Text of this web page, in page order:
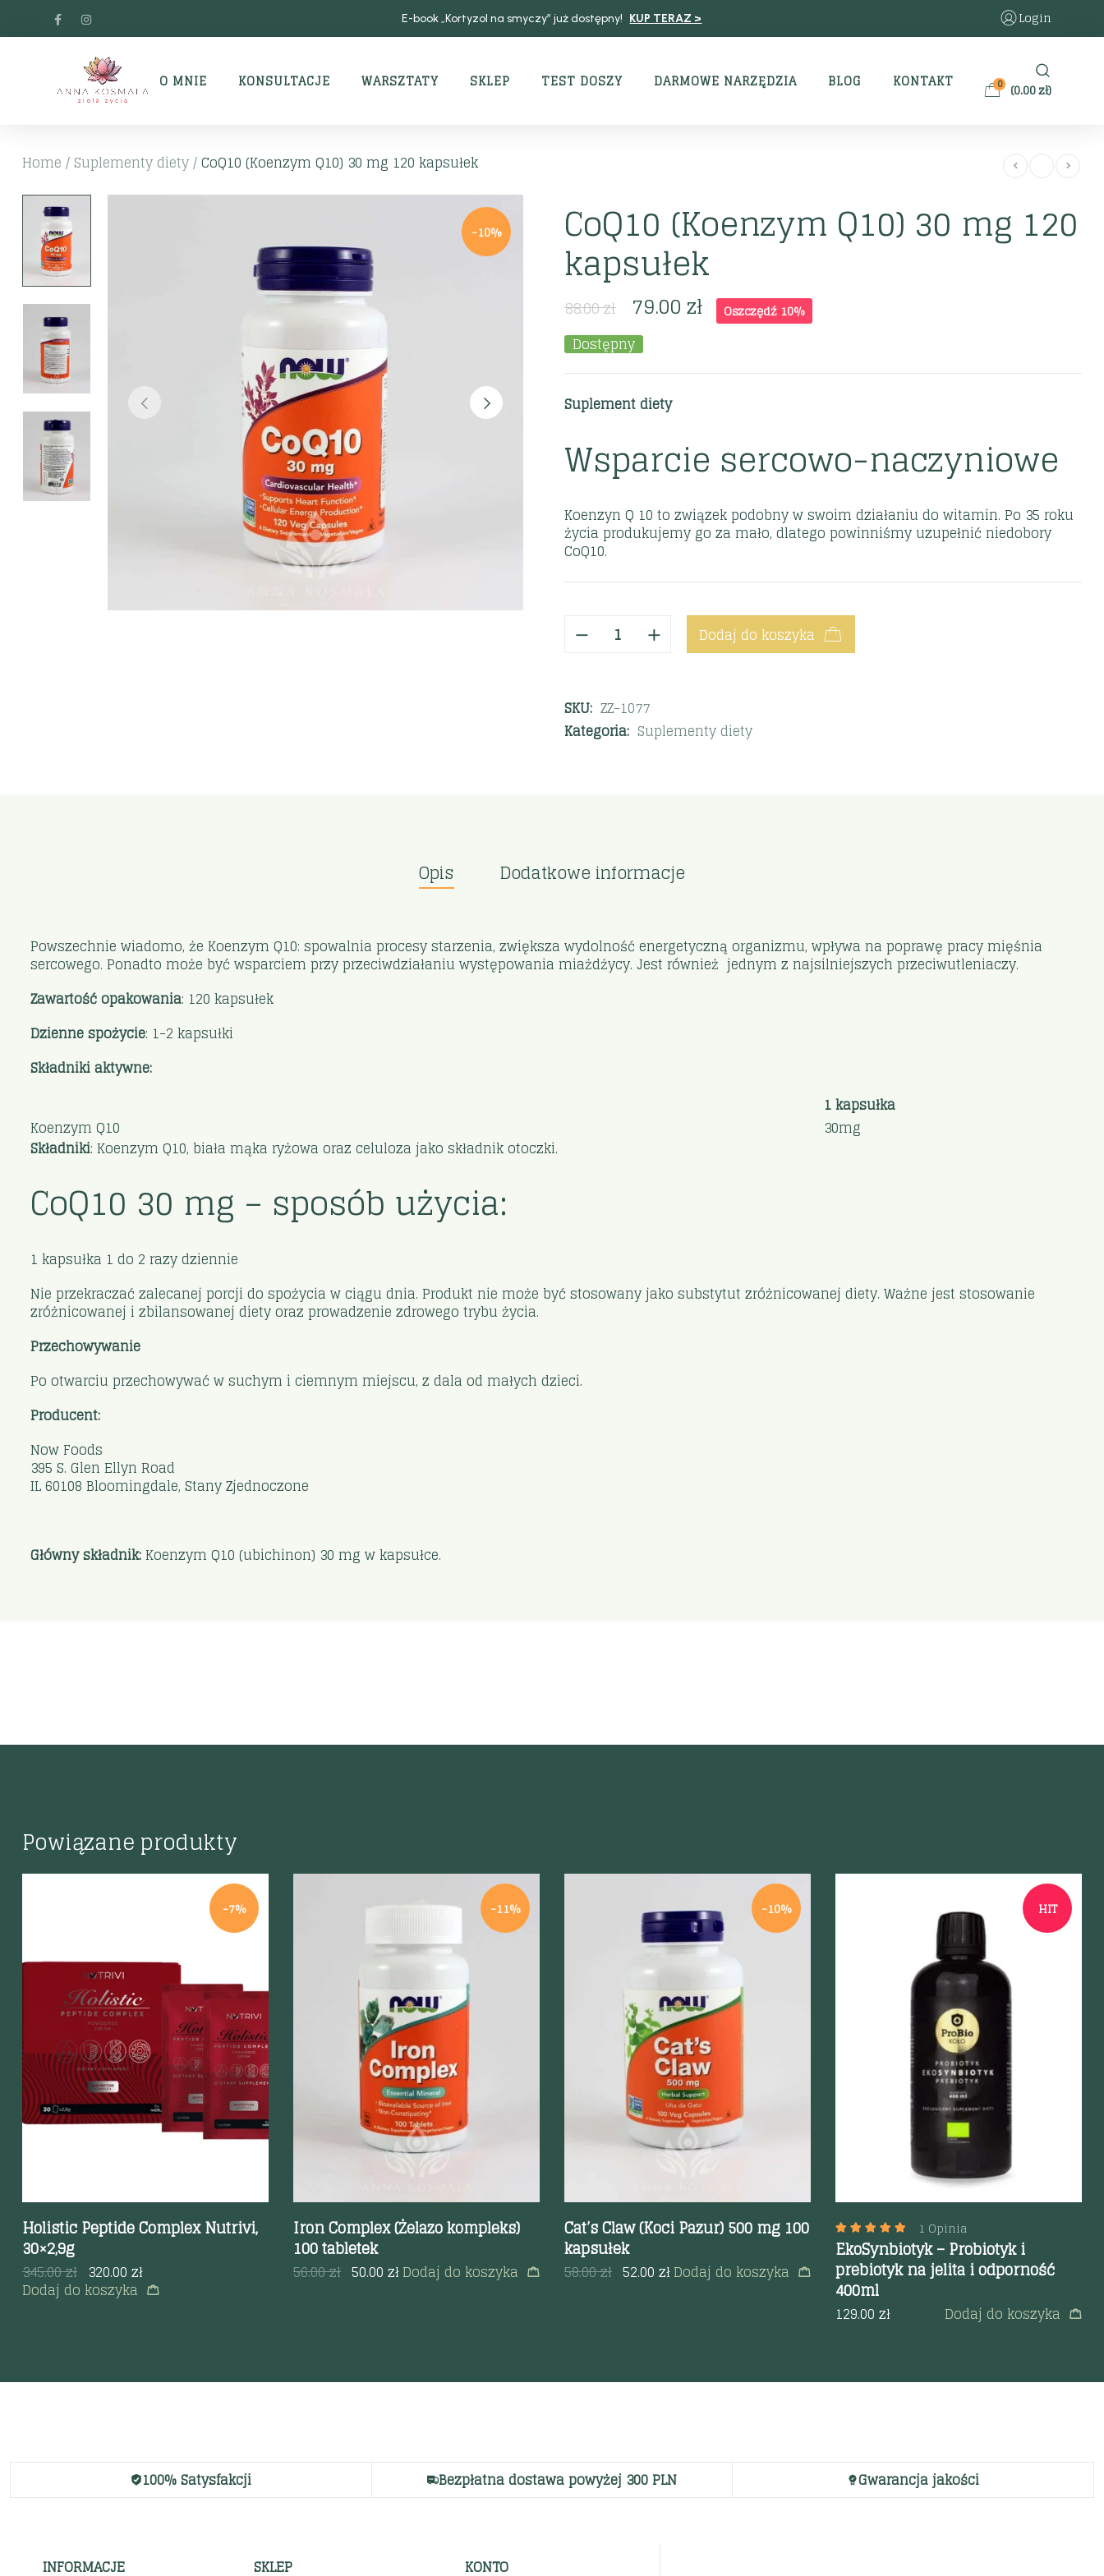
E-book „Kortyzol na smyczy” już dostępny! KUP TERAZ > Login
O MNIE KONSULTACJE WARSZTATY SKLEP TEST DOSZY DARMOWE NARZĘDZIA BLOG KONTAKT 0 (0.00zł)
Home / Suplementy diety/CoQ10 (Koenzym Q10) 30 mg 120 kapsułek
-10% CoQ10 (Koenzym Q10) 30 mg 120
kapsułek
88.00zł 79.00zł Oszczędź 10%
Dostępny
Suplement diety
Wsparcie sercowo-naczyniowe
Koenzyn Q 10 to związek podobny w swoim działaniu do witamin. Po 35 roku
życia produkujemy go za mało, dlatego powinniśmy uzupełnić niedobory
CoQ10.
Dodaj do koszyka
SKU: ZZ-1077
Kategoria: Suplementy diety
Opis Dodatkowe informacje
Powszechnie wiadomo, że Koenzym Q10: spowalnia procesy starzenia, zwiększa wydolność energetyczną organizmu, wpływa na poprawę pracy mięśnia
sercowego. Ponadto może być wsparciem przy przeciwdziałaniu występowania miażdżycy. Jest również jednym z najsilniejszych przeciwutleniaczy.
Zawartość opakowania: 120 kapsułek
Dzienne spożycie: 1-2 kapsułki
Składniki aktywne:
1 kapsułka
Koenzym Q10
30mg
Składniki: Koenzym Q10, biała mąka ryżowa oraz celuloza jako składnik otoczki.
CoQ10 30 mg – sposób użycia:
1 kapsułka 1 do 2 razy dziennie
Nie przekraczać zalecanej porcji do spożycia w ciągu dnia. Produkt nie może być stosowany jako substytut zróżnicowanej diety. Ważne jest stosowanie
zróżnicowanej i zbilansowanej diety oraz prowadzenie zdrowego trybu życia.
Przechowywanie
Po otwarciu przechowywać w suchym i ciemnym miejscu, z dala od małych dzieci.
Producent:
Now Foods
395 S. Glen Ellyn Road
IL 60108 Bloomingdale, Stany Zjednoczone
Główny składnik: Koenzym Q10 (ubichinon) 30 mg w kapsułce.
Powiązane produkty
-7%
Szybki podgląd
Holistic Peptide Complex Nutrivi,
30×2,9g
345.00zł 320.00 zł
Dodaj do koszyka
-11%
Szybki podgląd
Iron Complex (Żelazo kompleks)
100 tabletek
56.00zł 50.00 złDodaj do koszyka
-10%
Szybki podgląd
Cat’s Claw (Koci Pazur) 500 mg 100
kapsułek
58.00zł 52.00 złDodaj do koszyka
HIT
Szybki podgląd
1 Opinia
EkoSynbiotyk – Probiotyk i
prebiotyk na jelita i odporność
400ml
129.00 zł Dodaj do koszyka
100% Satysfakcji Bezpłatna dostawa powyżej 300 PLN Gwarancja jakości
INFORMACJE SKLEP KONTO